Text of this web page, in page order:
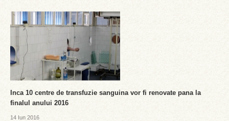
Inca 10 centre de transfuzie sanguina vor fi renovate pana la
finalul anului 2016
14 Iun 2016